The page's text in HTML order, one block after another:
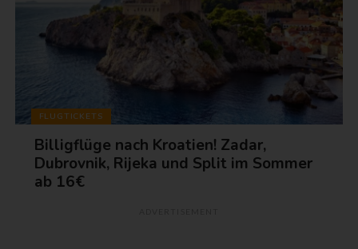
FLUGTICKETS
Billigflüge nach Kroatien! Zadar,
Dubrovnik, Rijeka und Split im Sommer
ab 16€